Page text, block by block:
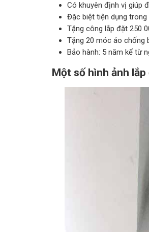
Có khuyên định vị giúp
Đặc biệt tiện dụng trong
Tặng công lắp đặt 250
Tặng 20 móc áo chống
Bảo hành: 5 năm kể từ
Một số hình ảnh